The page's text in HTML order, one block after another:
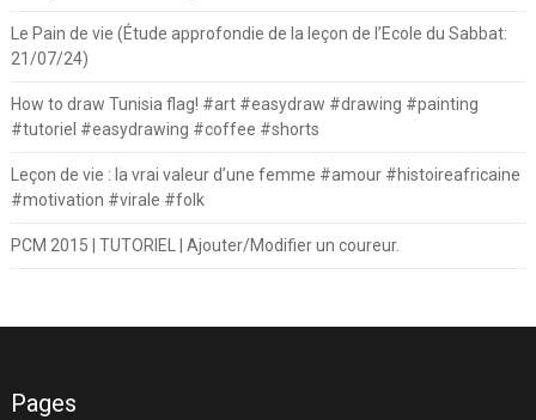
Le Pain de vie (Étude approfondie de la leçon de l’Ecole du Sabbat:
21/07/24)
How to draw Tunisia flag! #art #easydraw #drawing #painting
#tutoriel #easydrawing #coffee #shorts
Leçon de vie : la vrai valeur d’une femme #amour #histoireafricaine
#motivation #virale #folk
PCM 2015 | TUTORIEL | Ajouter/Modifier un coureur.
Pages